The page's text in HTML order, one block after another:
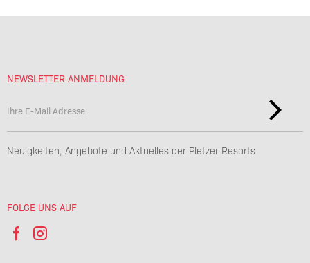
NEWSLETTER ANMELDUNG
Neuigkeiten, Angebote und Aktuelles der Pletzer Resorts
FOLGE UNS AUF